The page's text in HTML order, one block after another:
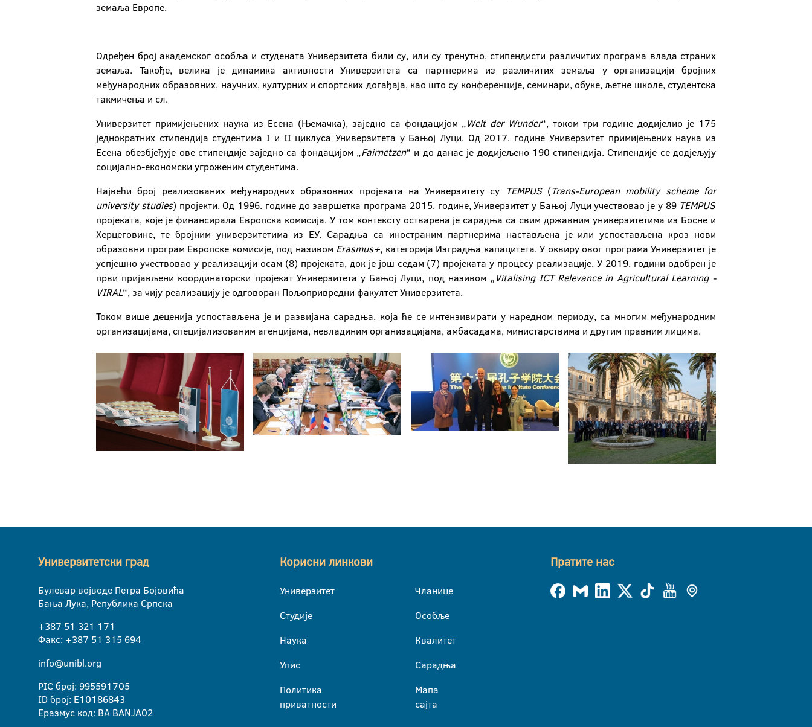
земаља Европе.
Одређен број академског особља и студената Универзитета били су, или су тренутно, стипендисти различитих програма влада страних
земаља. Такође, велика је динамика активности Универзитета са партнерима из различитих земаља у организацији бројних
међународних образовних, научних, културних и спортских догађаја, као што су конференције, семинари, обуке, љетне школе, студентска
такмичења и сл.
Универзитет примијењених наука из Есена (Њемачка), заједно са фондацијом „WeltderWunder“, током три године додијелио је 175
једнократних стипендија студентима I и II циклуса Универзитета у Бањој Луци. Од 2017. године Универзитет примијењених наука из
Есена обезбјеђује ове стипендије заједно са фондацијом „Fairnetzen“ и до данас је додијељено 190 стипендија. Стипендије се додјељују
социјално-економски угроженим студентима.
Највећи број реализованих међународних образовних пројеката на Универзитету су TEMPUS(Trans-Europeanmobilityschemefor
universitystudies) пројекти. Од 1996. године до завршетка програма 2015. године, Универзитет у Бањој Луци учествовао је у 89 TEMPUS
пројеката, које је финансирала Европска комисија. У том контексту остварена је сарадња са свим државним универзитетима из Босне и
Херцеговине, те бројним универзитетима из ЕУ. Сарадња са иностраним партнерима настављена је или успостављена кроз нови
образовни програм Европске комисије, под називом Erasmus+, категорија Изградња капацитета. У оквиру овог програма Универзитет је
успјешно учествовао у реализацији осам (8) пројеката, док је још седам (7) пројеката у процесу реализације. У 2019. години одобрен је
први пријављени координаторски пројекат Универзитета у Бањој Луци, под називом „VitalisingICTRelevanceinAgriculturalLearning-
VIRAL“, за чију реализацију је одговоран Пољопривредни факултет Универзитета.
Током више деценија успостављена је и развијана сарадња, која ће се интензивирати у наредном периоду, са многим међународним
организацијама, специјализованим агенцијама, невладиним организацијама, амбасадама, министарствима и другим правним лицима.
Универзитетски град
Булевар војводе Петра Бојовића
Бања Лука, Република Српска
+387 51 321 171
Факс: +387 51 315 694
info@unibl.org
PIC број: 995591705
ID број: E10186843
Еразмус код: BA BANJA02
Корисни линкови
Универзитет
Студије
Наука
Упис
Политика
приватности
Чланице
Особље
Квалитет
Сарадња
Мапа
сајта
Пратите нас